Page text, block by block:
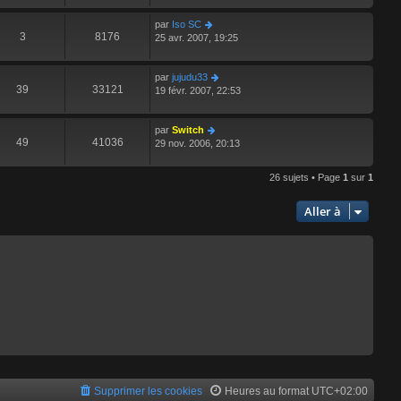
3 8176
par Iso SC
25 avr. 2007, 19:25
39 33121
par jujudu33
19 févr. 2007, 22:53
49 41036
par Switch
29 nov. 2006, 20:13
26 sujets • Page 1 sur 1
Aller à
Heures au format UTC+02:00
Supprimer les cookies